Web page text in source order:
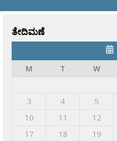
ತೇದಿಮಣೆ
M
T W
3
4 5
10
11 12
17
18 19